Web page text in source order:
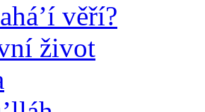
věří?
život